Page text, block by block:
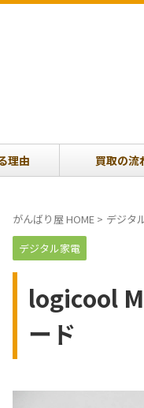
理由 買取の流
がんばり屋 HOME > デジタ
デジタル家電
logicool
ード